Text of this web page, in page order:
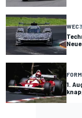
WEC
1.